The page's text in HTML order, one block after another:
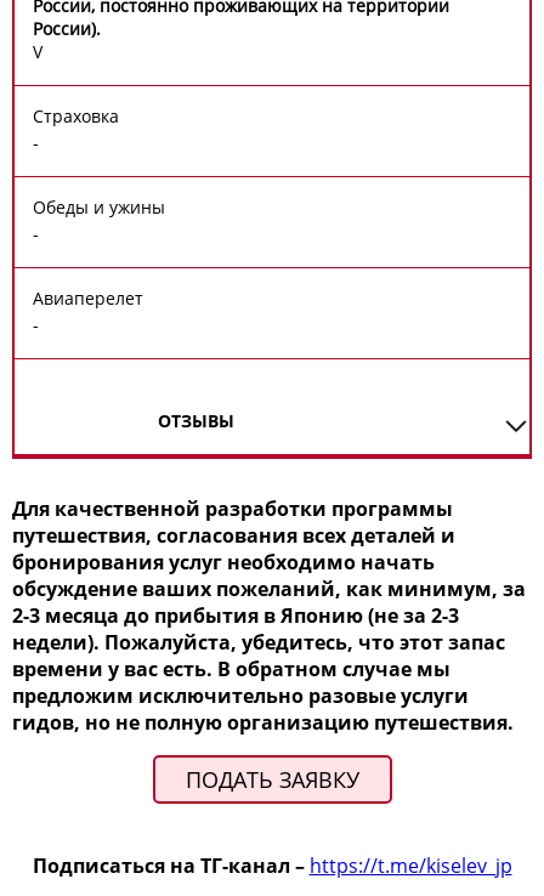
России, постоянно проживающих на территории
России).
V
Страховка
-
Обеды и ужины
-
Авиаперелет
-
ОТЗЫВЫ
Для качественной разработки программы
путешествия, согласования всех деталей и
бронирования услуг необходимо начать
обсуждение ваших пожеланий, как минимум, за
2-3 месяца до прибытия в Японию (не за 2-3
недели). Пожалуйста, убедитесь, что этот запас
времени у вас есть. В обратном случае мы
предложим исключительно разовые услуги
гидов, но не полную организацию путешествия.
ПОДАТЬ ЗАЯВКУ
Подписаться на ТГ-канал – https://t.me/kiselev_jp